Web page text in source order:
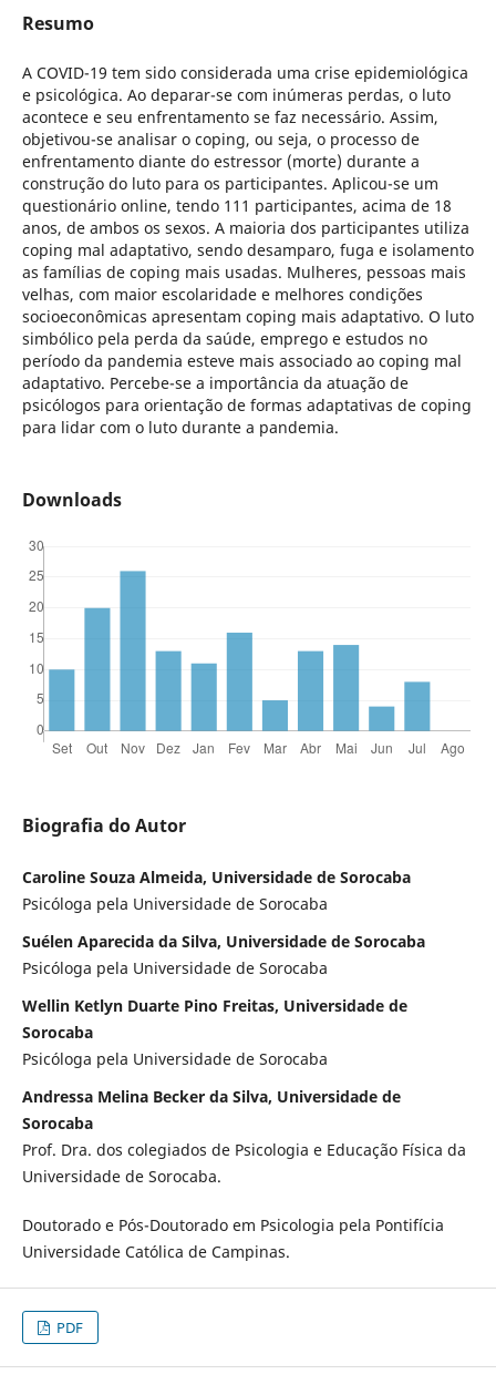
Resumo
A COVID-19 tem sido considerada uma crise epidemiológica
e psicológica. Ao deparar-se com inúmeras perdas, o luto
acontece e seu enfrentamento se faz necessário. Assim,
objetivou-se analisar o coping, ou seja, o processo de
enfrentamento diante do estressor (morte) durante a
construção do luto para os participantes. Aplicou-se um
questionário online, tendo 111 participantes, acima de 18
anos, de ambos os sexos. A maioria dos participantes utiliza
coping mal adaptativo, sendo desamparo, fuga e isolamento
as famílias de coping mais usadas. Mulheres, pessoas mais
velhas, com maior escolaridade e melhores condições
socioeconômicas apresentam coping mais adaptativo. O luto
simbólico pela perda da saúde, emprego e estudos no
período da pandemia esteve mais associado ao coping mal
adaptativo. Percebe-se a importância da atuação de
psicólogos para orientação de formas adaptativas de coping
para lidar com o luto durante a pandemia.
Downloads
Biografia do Autor
Caroline Souza Almeida, Universidade de Sorocaba
Psicóloga pela Universidade de Sorocaba
Suélen Aparecida da Silva, Universidade de Sorocaba
Psicóloga pela Universidade de Sorocaba
Wellin Ketlyn Duarte Pino Freitas, Universidade de
Sorocaba
Psicóloga pela Universidade de Sorocaba
Andressa Melina Becker da Silva, Universidade de
Sorocaba
Prof. Dra. dos colegiados de Psicologia e Educação Física da
Universidade de Sorocaba.
Doutorado e Pós-Doutorado em Psicologia pela Pontifícia
Universidade Católica de Campinas.
PDF